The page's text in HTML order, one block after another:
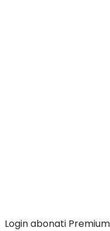
Login abonati Premium